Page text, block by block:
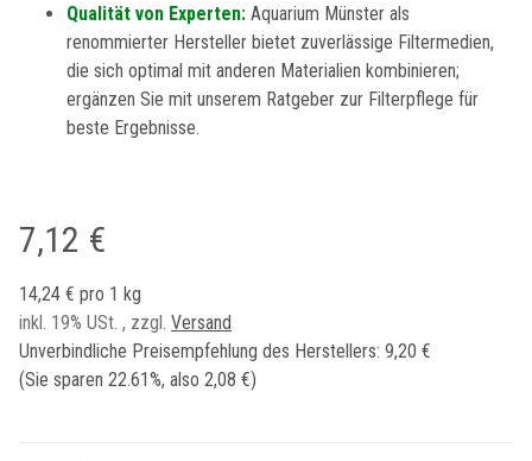
Qualität von Experten: Aquarium Münster als
renommierter Hersteller bietet zuverlässige Filtermedien,
die sich optimal mit anderen Materialien kombinieren;
ergänzen Sie mit unserem Ratgeber zur Filterpflege für
beste Ergebnisse.
7,12 €
14,24 € pro 1 kg
inkl. 19% USt. , zzgl. Versand
Unverbindliche Preisempfehlung des Herstellers: 9,20 €
(Sie sparen 22.61%, also 2,08 €)